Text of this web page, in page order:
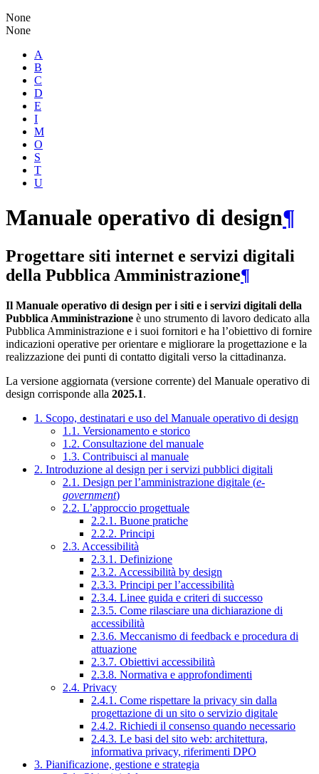
None
None
A
B
C
D
E
I
M
O
S
T
U
Manuale operativo di design¶
Progettare siti internet e servizi digitali
della Pubblica Amministrazione¶
Il Manuale operativo di design per i siti e i servizi digitali della
Pubblica Amministrazione è uno strumento di lavoro dedicato alla
Pubblica Amministrazione e i suoi fornitori e ha l’obiettivo di fornire
indicazioni operative per orientare e migliorare la progettazione e la
realizzazione dei punti di contatto digitali verso la cittadinanza.
La versione aggiornata (versione corrente) del Manuale operativo di
design corrisponde alla 2025.1.
1. Scopo, destinatari e uso del Manuale operativo di design
1.1. Versionamento e storico
1.2. Consultazione del manuale
1.3. Contribuisci al manuale
2. Introduzione al design per i servizi pubblici digitali
2.1. Design per l’amministrazione digitale (e-
government)
2.2. L’approccio progettuale
2.2.1. Buone pratiche
2.2.2. Principi
2.3. Accessibilità
2.3.1. Definizione
2.3.2. Accessibilità by design
2.3.3. Principi per l’accessibilità
2.3.4. Linee guida e criteri di successo
2.3.5. Come rilasciare una dichiarazione di
accessibilità
2.3.6. Meccanismo di feedback e procedura di
attuazione
2.3.7. Obiettivi accessibilità
2.3.8. Normativa e approfondimenti
2.4. Privacy
2.4.1. Come rispettare la privacy sin dalla
progettazione di un sito o servizio digitale
2.4.2. Richiedi il consenso quando necessario
2.4.3. Le basi del sito web: architettura,
informativa privacy, riferimenti DPO
3. Pianificazione, gestione e strategia